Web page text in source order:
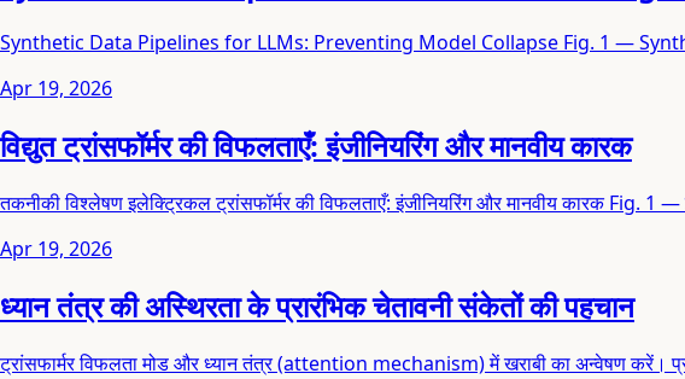
Synthetic Data Pipelines for LLMs: Preventing Model Collapse Fig. 1 —
Apr 19, 2026
विद्युत ट्रांसफॉर्मर की विफलताएँ: इंजीनियरिंग और मानवीय कारक
तकनीकी विश्लेषण इलेक्ट्रिकल ट्रांसफॉर्मर की विफलताएँ: इंजीनियरिंग और मानवीय कारक Fig. 1 —
Apr 19, 2026
ध्यान तंत्र की अस्थिरता के प्रारंभिक चेतावनी संकेतों की पहचान
ट्रांसफार्मर विफलता मोड और ध्यान तंत्र (attention mechanism) में खराबी का अन्वेषण करें।